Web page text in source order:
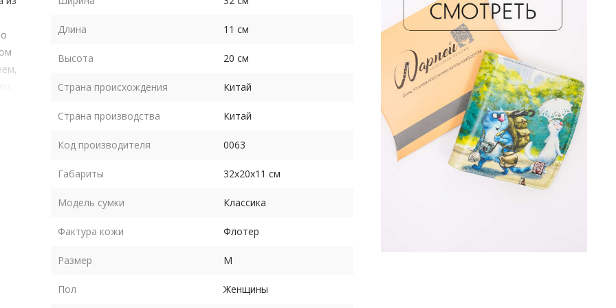
Длина 11 см
Высота 20 см
Страна происхождения Китай
Страна производства Китай
Код производителя 0063
Габариты 32х20х11 см
Модель сумки Классика
Фактура кожи Флотер
Размер M
Пол Женщины